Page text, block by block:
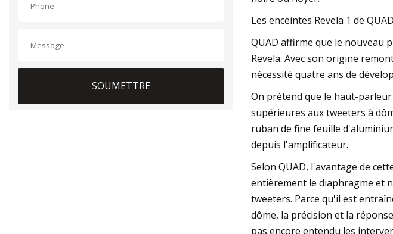
SOUMETTRE
Les enceintes Revela 1 de
QUAD affirme que le nouveau
Revela. Avec son origine
nécessité quatre ans de
On prétend que le haut-
supérieures aux tweeters à
ruban de fine feuille
depuis l'amplificateur.
Selon QUAD, l'avantage de
entièrement le diaphragme et
tweeters. Parce qu'il est
dôme, la précision et la
pas encore entendu les